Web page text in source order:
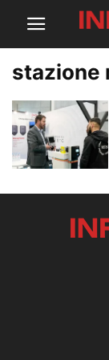
stazione